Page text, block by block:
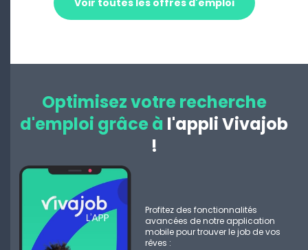
Voir toutes les offres d'emploi
Optimisez votre recherche
d'emploi grâce à l'appli Vivajob
!
Profitez des fonctionnalités
avancées de notre application
mobile pour trouver le job de vos
rêves :